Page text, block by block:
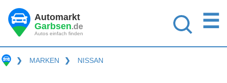
Automarkt
Garbsen.de
Autos einfach finden
☰
❯ MARKEN ❯ NISSAN